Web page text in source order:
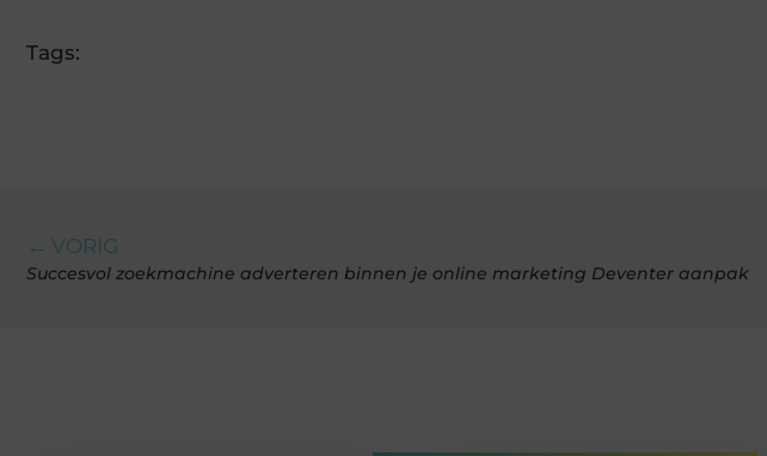
Tags:
← VORIG
Succesvol zoekmachine adverteren binnen je online marketing Deventer aanpak